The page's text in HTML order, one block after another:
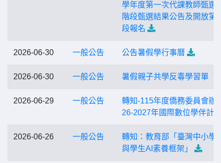
學年度第一次代課教師甄選
階段甄選結果公告及開放第
段報名
2026-06-30 一般公告 公告暑假學行事曆
2026-06-30 一般公告 暑假親子共學反毒學習單
2026-06-29 一般公告
轉知-115年度僑務委員會辦
26-2027年國際數位學伴計
2026-06-26 一般公告
轉知：教育部「臺灣中小學
與學生AI素養框架」